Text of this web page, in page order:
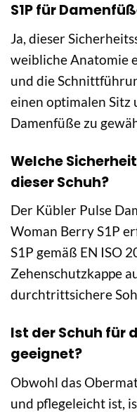
S1P für
Ja, dieser
weibliche Anatomie
und die
einen optimalen Sitz
Damenfüße zu
Welche
dieser Schuh?
Der Kübler Pulse
Woman Berry S1P
S1P gemäß EN ISO
Zehenschutzkappe
durchtrittsichere
Ist der Schuh für
geeignet?
Obwohl das
und pflegeleicht ist,